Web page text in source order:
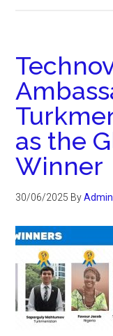
as the
Winner
30/06/2025 ByAdmin